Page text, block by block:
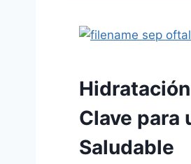
Clave para
Saludable